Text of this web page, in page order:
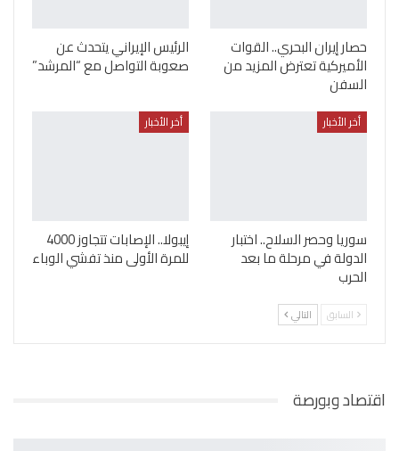
حصار إيران البحري.. القوات
الأميركية تعترض المزيد من
السفن
الرئيس الإيراني يتحدث عن
صعوبة التواصل مع “المرشد”
أخر الأخبار
سوريا وحصر السلاح.. اختبار
الدولة في مرحلة ما بعد
الحرب
أخر الأخبار
إيبولا.. الإصابات تتجاوز 4000
للمرة الأولى منذ تفشي الوباء
السابق التالي
اقتصاد وبورصة